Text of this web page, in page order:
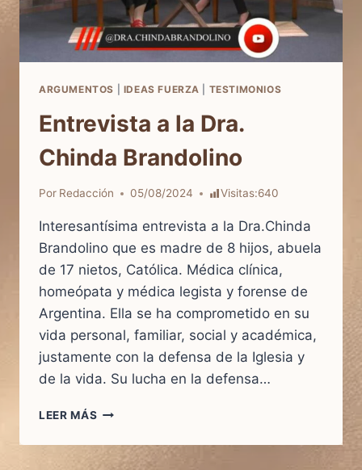
ARGUMENTOS IDEAS FUERZA TESTIMONIOS
Entrevista a la Dra.
Chinda Brandolino
Por Redacción 05/08/2024 Visitas:640
Interesantísima entrevista a la Dra.Chinda
Brandolino que es madre de 8 hijos, abuela
de 17 nietos, Católica. Médica clínica,
homeópata y médica legista y forense de
Argentina. Ella se ha comprometido en su
vida personal, familiar, social y académica,
justamente con la defensa de la Iglesia y
de la vida. Su lucha en la defensa…
LEER MÁS ENTREVISTA
LA
DRA.